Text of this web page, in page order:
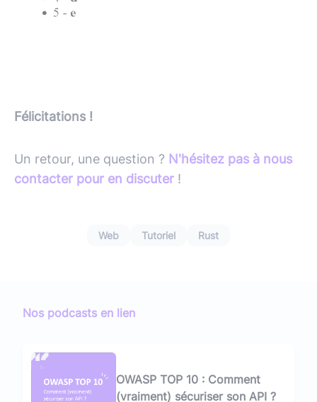
Félicitations !
Un retour, une question ? N'hésitez pas à nous
contacter pour en discuter !
Web Tutoriel Rust
Nos podcasts en lien
OWASP TOP 10 : Comment
(vraiment) sécuriser son API ?